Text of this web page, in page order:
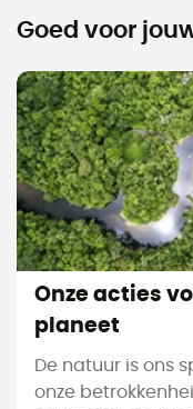
Goed voor
Onze acties
planeet
De natuur is ons
onze